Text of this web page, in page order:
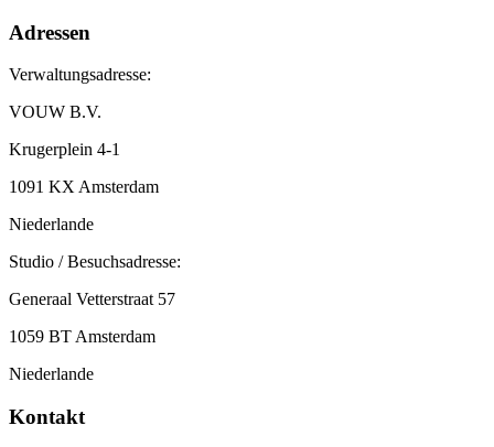
Adressen
Verwaltungsadresse:
VOUW B.V.
Krugerplein 4-1
1091 KX Amsterdam
Niederlande
Studio / Besuchsadresse:
Generaal Vetterstraat 57
1059 BT Amsterdam
Niederlande
Kontakt